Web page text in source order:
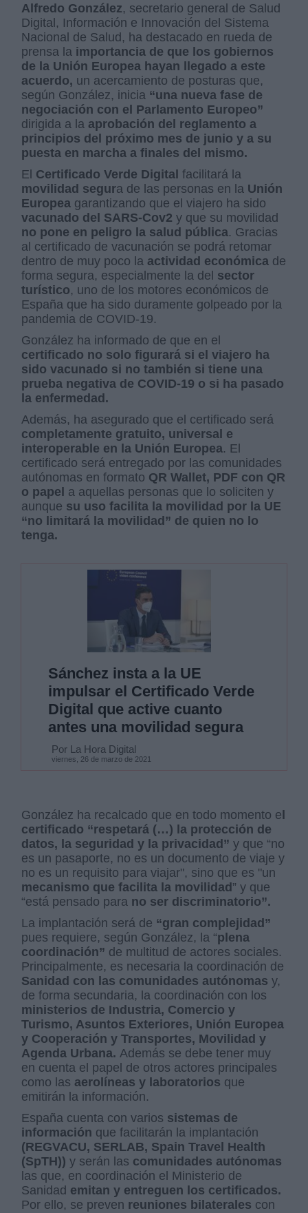
Alfredo González, secretario general de Salud
Digital, Información e Innovación del Sistema
Nacional de Salud, ha destacado en rueda de
prensa la importancia de que los gobiernos
de la Unión Europea hayan llegado a este
acuerdo, un acercamiento de posturas que,
según González, inicia “una nueva fase de
negociación con el Parlamento Europeo”
dirigida a la aprobación del reglamento a
principios del próximo mes de junio y a su
puesta en marcha a finales del mismo.
El Certificado Verde Digital facilitará la
movilidad segura de las personas en la Unión
Europea garantizando que el viajero ha sido
vacunado del SARS-Cov2 y que su movilidad
no pone en peligro la salud pública. Gracias
al certificado de vacunación se podrá retomar
dentro de muy poco la actividad económica de
forma segura, especialmente la del sector
turístico, uno de los motores económicos de
España que ha sido duramente golpeado por la
pandemia de COVID-19.
González ha informado de que en el
certificado no solo figurará si el viajero ha
sido vacunado si no también si tiene una
prueba negativa de COVID-19 o si ha pasado
la enfermedad.
Además, ha asegurado que el certificado será
completamente gratuito, universal e
interoperable en la Unión Europea. El
certificado será entregado por las comunidades
autónomas en formato QR Wallet, PDF con QR
o papel a aquellas personas que lo soliciten y
aunque su uso facilita la movilidad por la UE
“no limitará la movilidad” de quien no lo
tenga.
Sánchez insta a la UE
impulsar el Certificado Verde
Digital que active cuanto
antes una movilidad segura
Por La Hora Digital
viernes, 26 de marzo de 2021
González ha recalcado que en todo momento el
certificado “respetará (…) la protección de
datos, la seguridad y la privacidad” y que “no
es un pasaporte, no es un documento de viaje y
no es un requisito para viajar", sino que es "un
mecanismo que facilita la movilidad” y que
“está pensado para no ser discriminatorio”.
La implantación será de “gran complejidad”
pues requiere, según González, la “plena
coordinación” de multitud de actores sociales.
Principalmente, es necesaria la coordinación de
Sanidad con las comunidades autónomas y,
de forma secundaria, la coordinación con los
ministerios de Industria, Comercio y
Turismo, Asuntos Exteriores, Unión Europea
y Cooperación y Transportes, Movilidad y
Agenda Urbana. Además se debe tener muy
en cuenta el papel de otros actores principales
como las aerolíneas y laboratorios que
emitirán la información.
España cuenta con varios sistemas de
información que facilitarán la implantación
(REGVACU, SERLAB, Spain Travel Health
(SpTH)) y serán las comunidades autónomas
las que, en coordinación el Ministerio de
Sanidad emitan y entreguen los certificados.
Por ello, se preven reuniones bilaterales con